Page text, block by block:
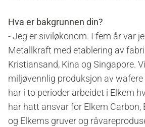
Hva er bakgrunnen din?
- Jeg er siviløkonom. I fem år var
Metallkraft med etablering av
Kristiansand, Kina og Singapore.
miljøvennlig produksjon av wafere
har i to perioder arbeidet i Elkem
har hatt ansvar for Elkem Carbon,
og Elkems gruver og